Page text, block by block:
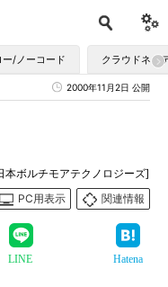
ー/ノーコード クラウドネイ
2000年11月2日 公開
本ボルチモアテクノロジーズ]
PC用表示
関連情報
LINE Hatena